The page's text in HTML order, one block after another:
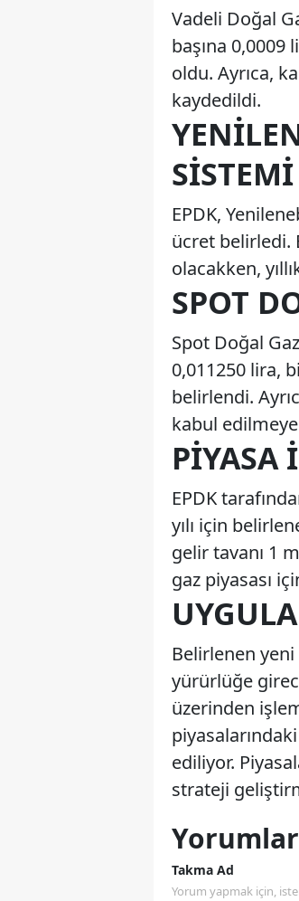
Vadeli Doğal
başına 0,0009
oldu. Ayrıca,
kaydedildi.
EPDK,
ücret belirledi.
olacakken,
SPOT
Spot Doğal
0,011250 lira,
belirlendi.
kabul
PIYASA
EPDK
yılı için
gelir tavanı 1
gaz piyasası
Belirlenen
yürürlüğe
üzerinden
ediliyor.
strateji
Yorumlar
Takma Ad
Yorum yapmak için,